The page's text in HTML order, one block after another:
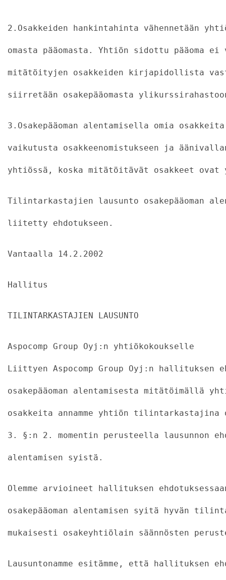
2.Osakkeiden hankintahinta vähennetään
omasta pääomasta. Yhtiön sidottu pääoma ei
mitätöityjen osakkeiden kirjapidollista
siirretään osakepääomasta
3.Osakepääoman alentamisella omia
vaikutusta osakkeenomistukseen ja
yhtiössä, koska mitätöitävät osakkeet
Tilintarkastajien lausunto osakepääoman
liitetty ehdotukseen.
Vantaalla 14.2.2002
Hallitus
TILINTARKASTAJIEN LAUSUNTO
Aspocomp Group Oyj:n yhtiökokoukselle
Liittyen Aspocomp Group Oyj:n hallituksen
osakepääoman alentamisesta mitätöimällä
osakkeita annamme yhtiön
3. §:n 2. momentin perusteella lausunnon
alentamisen syistä.
Olemme arvioineet hallituksen
osakepääoman alentamisen syitä hyvän
mukaisesti osakeyhtiölain säännösten
Lausuntonamme esitämme, että hallituksen